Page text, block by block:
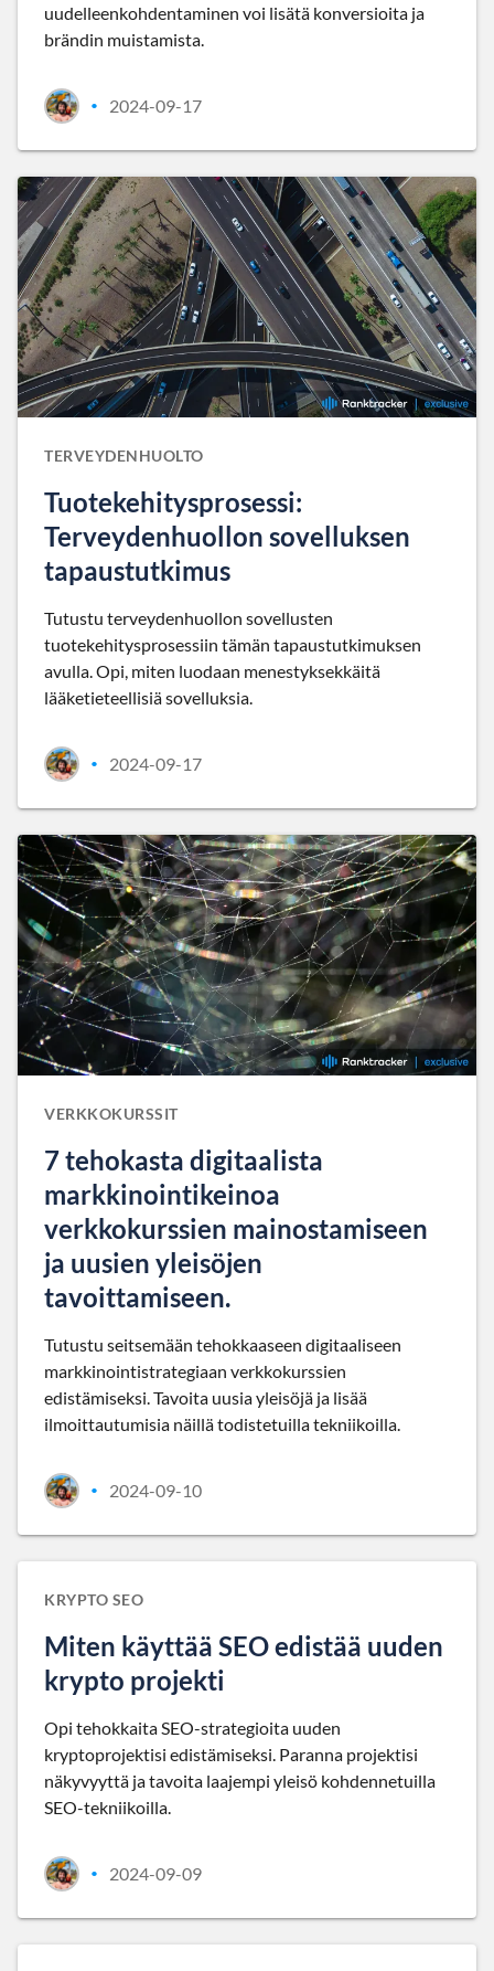
uudelleenkohdentaminen voi lisätä konversioita ja
brändin muistamista.
• 2024-09-17
TERVEYDENHUOLTO
Tuotekehitysprosessi:
Terveydenhuollon sovelluksen
tapaustutkimus
Tutustu terveydenhuollon sovellusten
tuotekehitysprosessiin tämän tapaustutkimuksen
avulla. Opi, miten luodaan menestyksekkäitä
lääketieteellisiä sovelluksia.
• 2024-09-17
VERKKOKURSSIT
7 tehokasta digitaalista
markkinointikeinoa
verkkokurssien mainostamiseen
ja uusien yleisöjen
tavoittamiseen.
Tutustu seitsemään tehokkaaseen digitaaliseen
markkinointistrategiaan verkkokurssien
edistämiseksi. Tavoita uusia yleisöjä ja lisää
ilmoittautumisia näillä todistetuilla tekniikoilla.
• 2024-09-10
KRYPTO SEO
Miten käyttää SEO edistää uuden
krypto projekti
Opi tehokkaita SEO-strategioita uuden
kryptoprojektisi edistämiseksi. Paranna projektisi
näkyvyyttä ja tavoita laajempi yleisö kohdennetuilla
SEO-tekniikoilla.
• 2024-09-09